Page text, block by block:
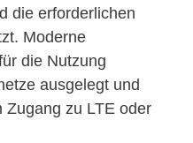
die erforderlichen
Moderne
die Nutzung
ausgelegt und
Zugang zu LTE oder